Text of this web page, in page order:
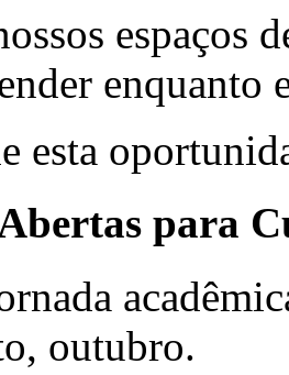
espaços
enquanto
esta
para
outubro.